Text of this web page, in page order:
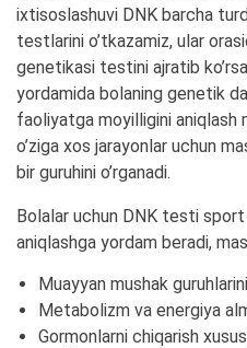
ixtisoslashuvi DNK barcha
testlarini o’tkazamiz, ular
genetikasi testini ajratib
yordamida bolaning genetik
faoliyatga moyilligini aniqlash
o’ziga xos jarayonlar uchun
bir guruhini o’rganadi.
Bolalar uchun DNK testi
aniqlashga yordam beradi,
Muayyan mushak
Metabolizm va energiya
Gormonlarni chiqarish